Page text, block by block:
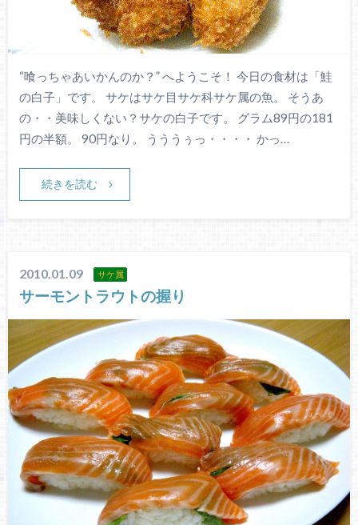
“喰っちゃあいかんのか？” へようこそ！ 今日の食材は「鮭
の白子」です。 サケはサケ目サケ科サケ属の魚。 そうあ
の・・美味しくない？サケの白子です。 グラム89円の181
円の半額。 90円なり。 うううぅっ・・・・ かっ…
続きを読む
2010.01.09 サケ属
サーモントラウトの握り